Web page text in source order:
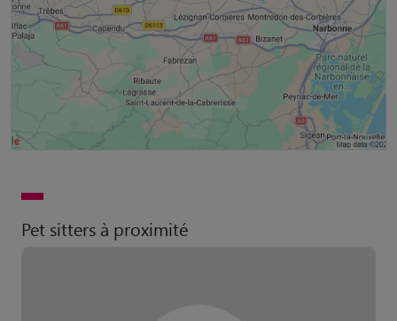
Pet sitters à proximité